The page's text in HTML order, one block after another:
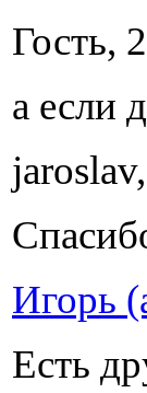
Гость,
а если
Игорь
Есть